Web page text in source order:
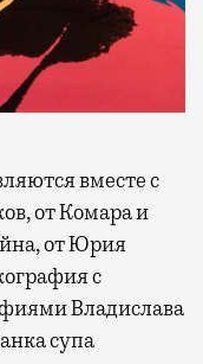
вместе с
от Комара и
от Юрия
с
Владислава
супа